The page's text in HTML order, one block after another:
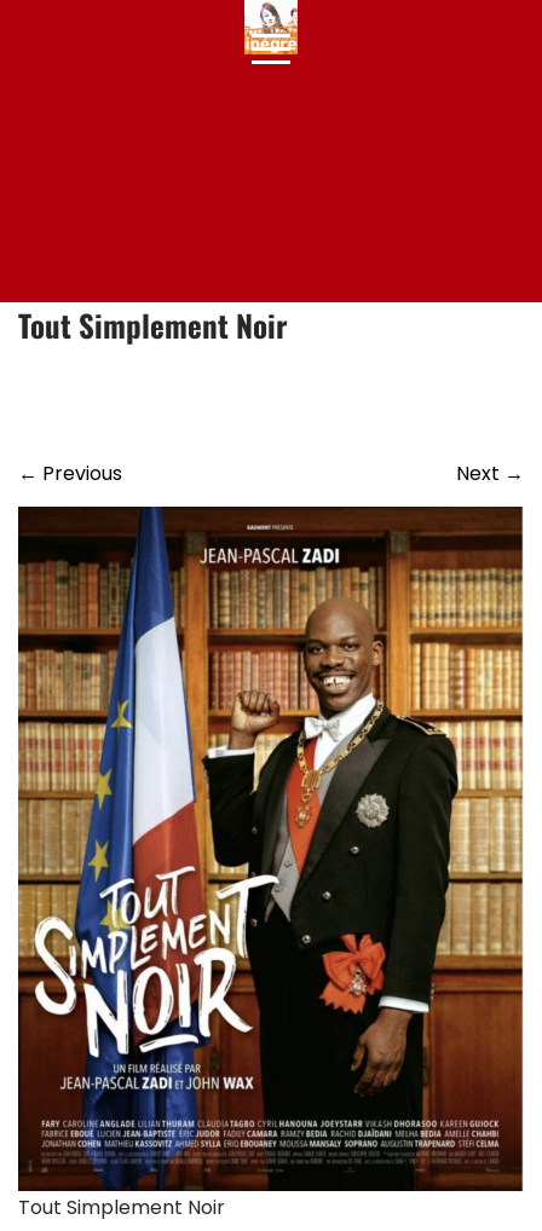
Tout Simplement Noir
← Previous Next →
Tout Simplement Noir